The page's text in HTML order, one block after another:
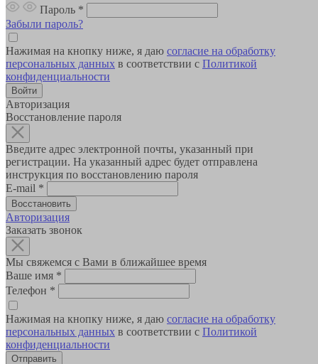
Пароль *
Забыли пароль?
Нажимая на кнопку ниже, я даю согласие на обработку
персональных данных в соответствии с Политикой
конфиденциальности
Авторизация
Восстановление пароля
Введите адрес электронной почты, указанный при
регистрации. На указанный адрес будет отправлена
инструкция по восстановлению пароля
E-mail *
Авторизация
Заказать звонок
Мы свяжемся с Вами в ближайшее время
Ваше имя *
Телефон *
Нажимая на кнопку ниже, я даю согласие на обработку
персональных данных в соответствии с Политикой
конфиденциальности